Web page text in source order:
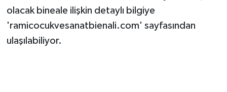
olacak bineale ilişkin detaylı bilgiye
'ramicocukvesanatbienali.com' sayfasından
ulaşılabiliyor.